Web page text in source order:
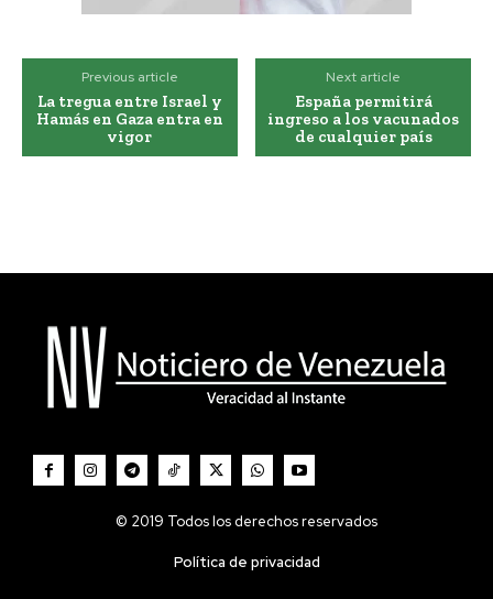
Previous article
La tregua entre Israel y
Hamás en Gaza entra en
vigor
Next article
España permitirá
ingreso a los vacunados
de cualquier país
© 2019 Todos los derechos reservados
Política de privacidad